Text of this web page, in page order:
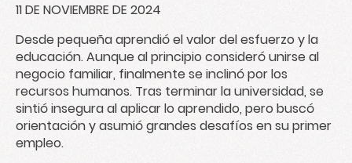
11 DE NOVIEMBRE DE 2024
Desde pequeña aprendió el valor del esfuerzo y la
educación. Aunque al principio consideró unirse al
negocio familiar, finalmente se inclinó por los
recursos humanos. Tras terminar la universidad, se
sintió insegura al aplicar lo aprendido, pero buscó
orientación y asumió grandes desafíos en su primer
empleo.